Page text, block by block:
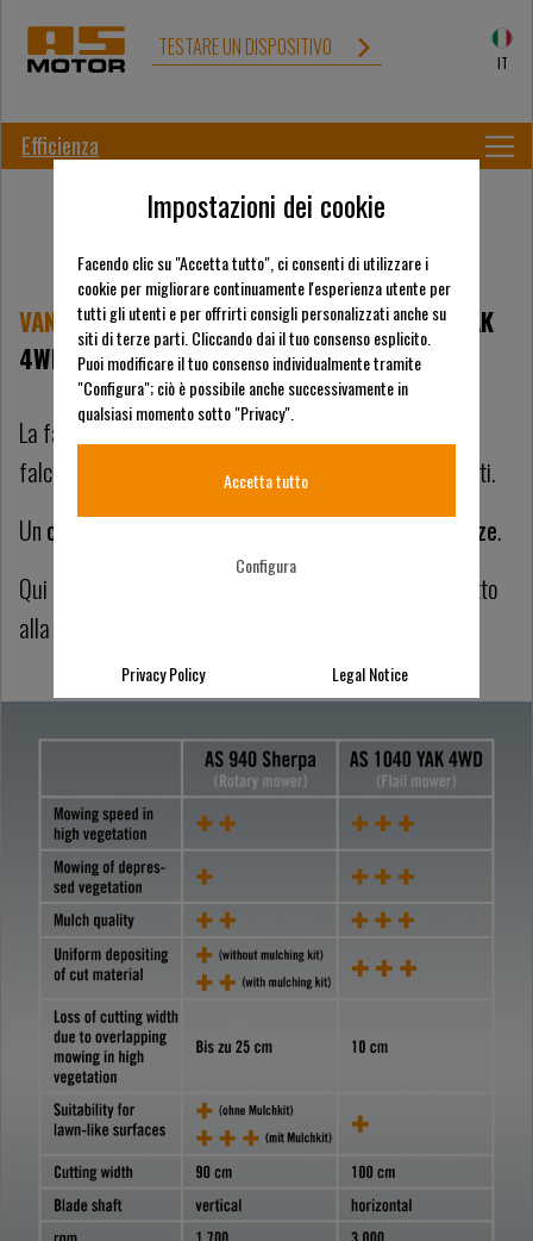
TESTARE UN DISPOSITIVO
IT
Efficienza
VANTAGGI DEL TRINCIA AS-MOTORAS 1040 YAK
4WD
La falciatrice a flagelli differisce notevolmente dalle
falciatrici a falce e dalle falciatrici rotanti in alcuni punti.
Unconfrontotra i sistemi di taglio illustrale differenze.
Qui l’esempio della falciatrice AS 1040 YAK 4WD rispetto
alla falciatrice AS 940 Sherpa 4WD.
Impostazioni dei cookie
Facendo clic su "Accetta tutto", ci consenti di utilizzare i
cookie per migliorare continuamente l'esperienza utente per
tutti gli utenti e per offrirti consigli personalizzati anche su
siti di terze parti. Cliccando dai il tuo consenso esplicito.
Puoi modificare il tuo consenso individualmente tramite
"Configura"; ciò è possibile anche successivamente in
qualsiasi momento sotto "Privacy".
Accetta tutto
Configura
Privacy Policy Legal Notice